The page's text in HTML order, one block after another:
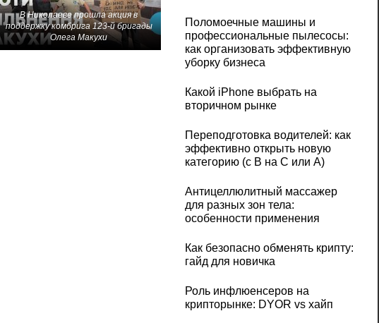
В Николаеве прошла акция в
поддержку комбрига 123-й бригады
Олега Макухи
Поломоечные машины и
профессиональные пылесосы:
как организовать эффективную
уборку бизнеса
Какой iPhone выбрать на
вторичном рынке
Переподготовка водителей: как
эффективно открыть новую
категорию (с B на C или А)
Антицеллюлитный массажер
для разных зон тела:
особенности применения
Как безопасно обменять крипту:
гайд для новичка
Роль инфлюенсеров на
крипторынке: DYOR vs хайп